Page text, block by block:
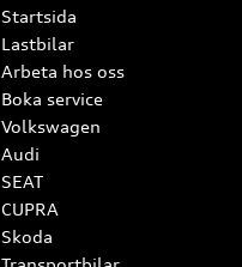
Startsida
Lastbilar
Arbeta hos oss
Boka service
Volkswagen
Audi
SEAT
CUPRA
Skoda